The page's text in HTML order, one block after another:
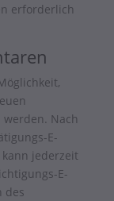
erforderlich
Nach
E-
jederzeit
E-
des